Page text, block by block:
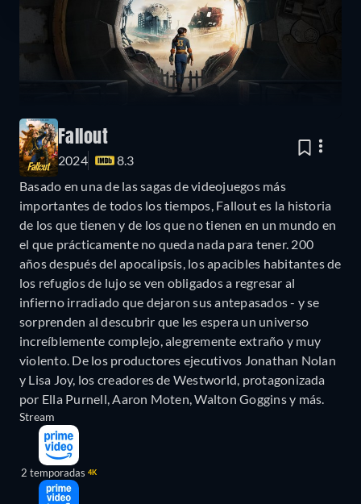
Fallout
2024
8.3
Basado en una de las sagas de videojuegos más
importantes de todos los tiempos, Fallout es la historia
de los que tienen y de los que no tienen en un mundo en
el que prácticamente no queda nada para tener. 200
años después del apocalipsis, los apacibles habitantes de
los refugios de lujo se ven obligados a regresar al
infierno irradiado que dejaron sus antepasados - y se
sorprenden al descubrir que les espera un universo
increíblemente complejo, alegremente extraño y muy
violento. De los productores ejecutivos Jonathan Nolan
y Lisa Joy, los creadores de Westworld, protagonizada
por Ella Purnell, Aaron Moten, Walton Goggins y más.
Stream
2 temporadas 4K